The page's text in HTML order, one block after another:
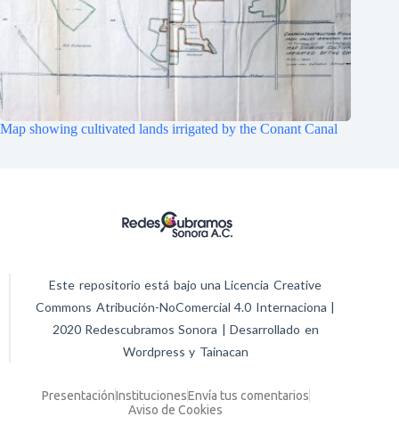
Map showing cultivated lands irrigated by the Conant Canal
Este repositorio está bajo una Licencia Creative
Commons Atribución-NoComercial 4.0 Internaciona |
2020 Redescubramos Sonora | Desarrollado en
Wordpress y Tainacan
PresentaciónInstitucionesEnvía tus comentarios
Aviso de Cookies